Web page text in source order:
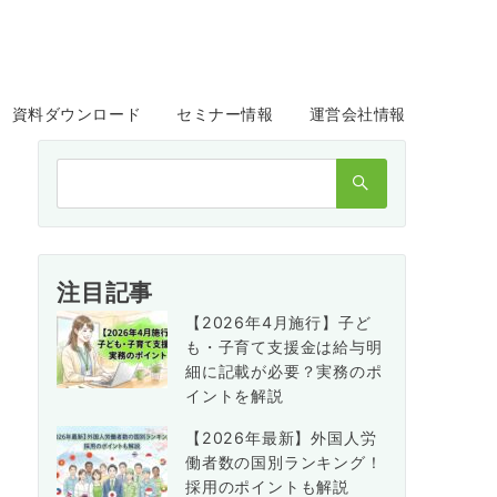
資料ダウンロード セミナー情報 運営会社情報
注目記事
【2026年4月施行】子ど
も・子育て支援金は給与明
細に記載が必要？実務のポ
イントを解説
【2026年最新】外国人労
働者数の国別ランキング！
採用のポイントも解説